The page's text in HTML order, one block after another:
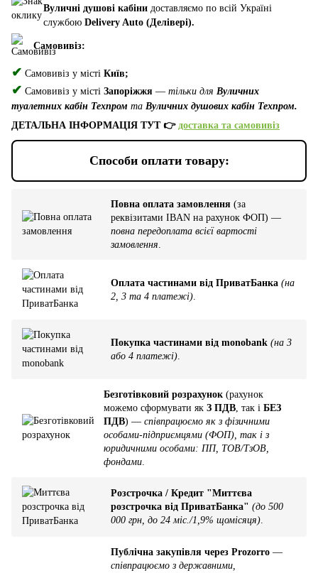
Вуличні душові кабіни доставляємо по всій Україні
службою Delivery Auto (Делівері).
Самовивіз:
✔ Самовивіз у місті Київ;
✔ Самовивіз у місті Запоріжжя — тільки для Вуличних
туалетних кабін Техпром та Вуличних душових кабін Техпром.
ДЕТАЛЬНА ІНФОРМАЦІЯ ТУТ 👉 доставка та самовивіз
Способи оплати товару:
Повна оплата замовлення (за
реквізитами IBAN на рахунок ФОП) —
повна передоплата всієї вартості
замовлення
Оплата частинами від ПриватБанка (на
2, 3 та 4 платежі)
Покупка частинами від monobank (на 3
або 4 платежі)
Безготівковий розрахунок (рахунок
можемо сформувати як З ПДВ , так і БЕЗ
ПДВ) — співпрацюємо як з фізичними
особами-підприємцями (ФОП), так і з
юридичними особами: ПП, ТОВ/ТзОВ,
фондами
Розстрочка / Кредит "Миттєва
розстрочка від ПриватБанка" (до 500
000 грн, до 24 міс./1,9% щомісяця).
Публічна закупівля через Prozorro —
співпрацюємо з державними,